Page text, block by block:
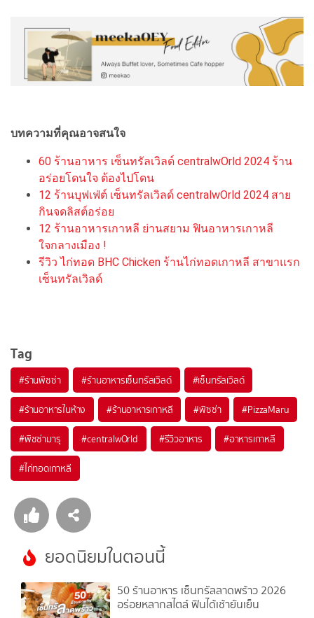
บทความที่คุณอาจสนใจ
60 ร้านอาหาร เซ็นทรัลเวิลด์ centralwOrld 2024 ร้าน
อร่อยโดนใจ ต้องไปโดน
12 ร้านบุฟเฟ่ต์ เซ็นทรัลเวิลด์ centralwOrld 2024 สาย
กินจดลิสต์อร่อย
12 ร้านอาหารเกาหลี ย่านสยาม ฟินอาหารเกาหลี
ใจกลางเมือง !
รีวิว ไก่ทอด BHC Chicken ร้านไก่ทอดเกาหลี สาขาแรก
เซ็นทรัลเวิลด์
Tag
#ร้านพิซซ่า #ร้านอาหารเซ็นทรัลเวิลด์ #เซ็นทรัลเวิลด์
#ร้านอาหารในห้าง #ร้านอาหารเกาหลี #พิซซ่า #PizzaMaru
#พิซซ่ามารุ #centralwOrld #รีวิวอาหาร #อาหารเกาหลี
#ไก่ทอดเกาหลี
ยอดนิยมในตอนนี้
50 ร้านอาหาร เซ็นทรัลลาดพร้าว 2026
อร่อยหลากสไตล์ ฟินได้เช้ายันเย็น